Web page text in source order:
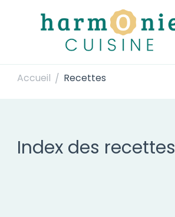
Harmonie Cuisine
Accueil / Recettes
Index des recettes